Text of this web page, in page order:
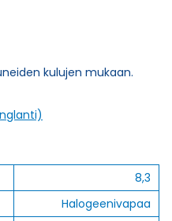
kulujen mukaan.
8,3
Halogeenivapaa